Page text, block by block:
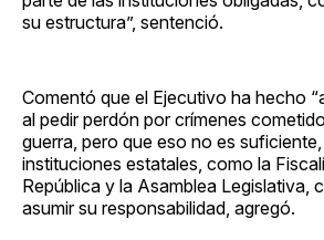
su estructura”, sentenció.
Comentó que el Ejecutivo ha hecho
al pedir perdón por crímenes
guerra, pero que eso no es
instituciones estatales, como la
República y la Asamblea Legislativa,
asumir su responsabilidad, agregó.